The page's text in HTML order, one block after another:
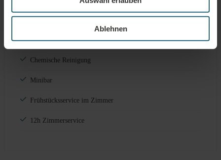
Ablehnen
Teekessel
SERVICES GEG. GEBÜHR
Wäschereiservice
Chemische Reinigung
Minibar
Frühstücksservice im Zimmer
12h Zimmerservice